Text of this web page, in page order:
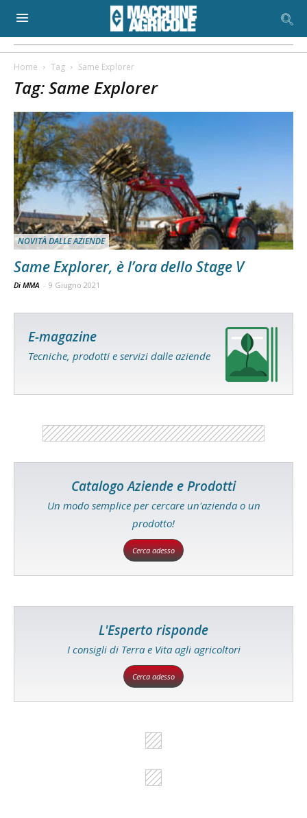
Home Tag Same Explorer
Tag: Same Explorer
NOVITÀ DALLE AZIENDE
Same Explorer, è l’ora dello Stage V
Di MMA - 9 Giugno 2021
E-magazine
Tecniche, prodotti e servizi dalle aziende
Catalogo Aziende e Prodotti
Un modo semplice per cercare un'azienda o un
prodotto!
Cerca adesso
L'Esperto risponde
I consigli di Terra e Vita agli agricoltori
Cerca adesso